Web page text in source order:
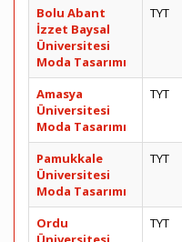
Bolu Abant
İzzet Baysal
Üniversitesi
Moda Tasarımı
TYT
Amasya
Üniversitesi
Moda Tasarımı
TYT
Pamukkale
Üniversitesi
Moda Tasarımı
TYT
Ordu
TYT